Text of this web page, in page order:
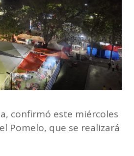
confirmó este miércoles
Pomelo, que se realizará